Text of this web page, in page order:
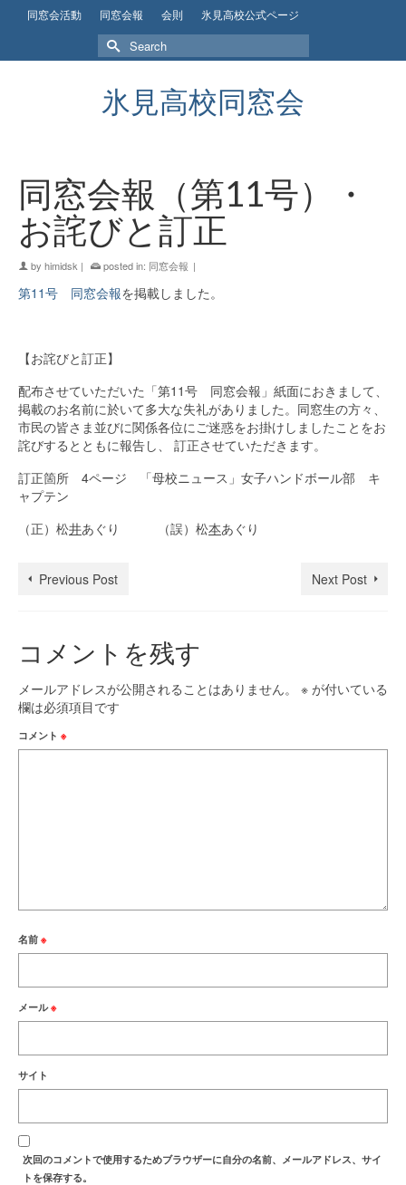
同窓会活動 同窓会報 会則 氷見高校公式ページ
Search
for:
氷見高校同窓会
同窓会報（第11号）・
お詫びと訂正
by himidsk | posted in: 同窓会報 |
第11号 同窓会報を掲載しました。
【お詫びと訂正】
配布させていただいた「第11号 同窓会報」紙面におきまして、
掲載のお名前に於いて多大な失礼がありました。同窓生の方々、
市民の皆さま並びに関係各位にご迷惑をお掛けしましたことをお
詫びするとともに報告し、 訂正させていただきます。
訂正箇所 4ページ 「母校ニュース」女子ハンドボール部 キ
ャプテン
（正）松井あぐり （誤）松本あぐり
Previous Post Next Post
コメントを残す
メールアドレスが公開されることはありません。 ※ が付いている
欄は必須項目です
コメント ※
名前 ※
メール※
サイト
次回のコメントで使用するためブラウザーに自分の名前、メールアドレス、サイ
トを保存する。